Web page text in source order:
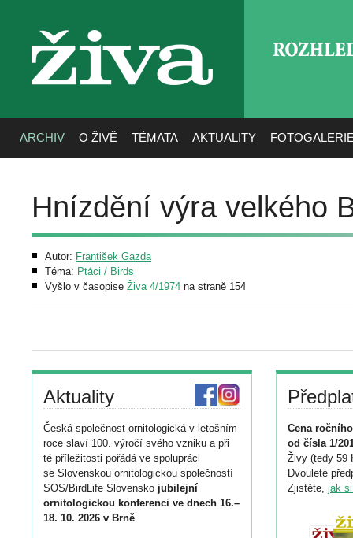
živa
ARCHIV O ŽIVĚ TÉMATA AKTUALITY
Hnízdění výra velkého
Autor: František Gazda
Téma: Ptáci / Birds
Vyšlo v časopise Živa 4/1974 na straně 154
Aktuality
Česká společnost ornitologická v letošním
roce slaví 100. výročí svého vzniku a při
té příležitosti pořádá ve spolupráci
se Slovenskou ornitologickou společností
SOS/BirdLife Slovensko jubilejní
ornitologickou konferenci ve dnech 16.–
18. 10. 2026 v Brně.
Cena
od čísla 1/
Živy (tedy 59
Dvouleté
Zjistěte, jak